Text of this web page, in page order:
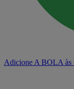
Adicione A BOLA às